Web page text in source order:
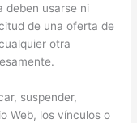
deben usarse ni
de una oferta de
otra
suspender,
Web, los vínculos o